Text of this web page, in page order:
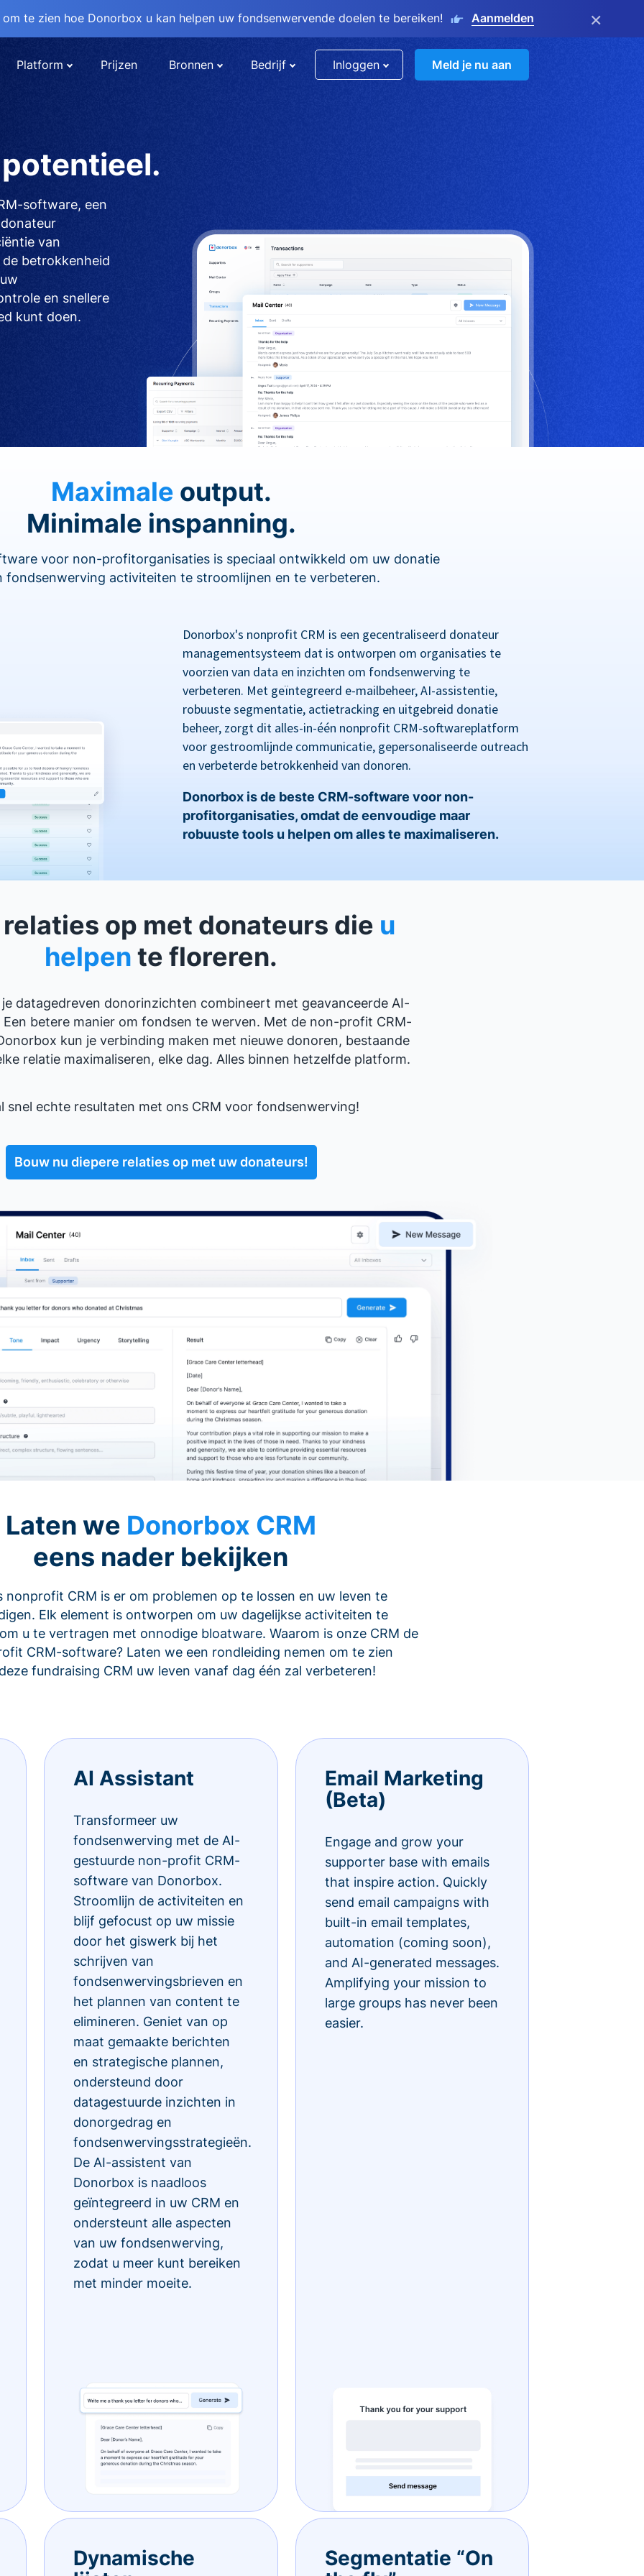
te zien hoe Donorbox u kan helpen uw fondsenwervende doelen te bereiken! Aanmelden ×
Platform Prijzen Bronnen Bedrijf Inloggen Meld je nu aan
software, een
van
betrokkenheid
en snellere
kunt doen.
Maximale output.
Minimale inspanning.
voor non-profitorganisaties is speciaal ontwikkeld om uw donatie
fondsenwerving activiteiten te stroomlijnen en te verbeteren.
Donorbox's nonprofit CRM is een gecentraliseerd donateur
managementsysteem dat is ontworpen om organisaties te
voorzien van data en inzichten om fondsenwerving te
verbeteren. Met geïntegreerd e-mailbeheer, AI-assistentie,
robuuste segmentatie, actietracking en uitgebreid donatie
beheer, zorgt dit alles-in-één nonprofit CRM-softwareplatform
voor gestroomlijnde communicatie, gepersonaliseerde outreach
en verbeterde betrokkenheid van donoren.
Donorbox is de beste CRM-software voor non-
profitorganisaties, omdat de eenvoudige maar
robuuste tools u helpen om alles te maximaliseren.
op met donateurs die u
helpen te floreren.
je datagedreven donorinzichten combineert met geavanceerde AI-
betere manier om fondsen te werven. Met de non-profit CRM-
kun je verbinding maken met nieuwe donoren, bestaande
relatie maximaliseren, elke dag. Alles binnen hetzelfde platform.
snel echte resultaten met ons CRM voor fondsenwerving!
Bouw nu diepere relaties op met uw donateurs!
Laten we Donorbox CRM
eens nader bekijken
nonprofit CRM is er om problemen op te lossen en uw leven te
Elk element is ontworpen om uw dagelijkse activiteiten te
u te vertragen met onnodige bloatware. Waarom is onze CRM de
CRM-software? Laten we een rondleiding nemen om te zien
fundraising CRM uw leven vanaf dag één zal verbeteren!
AI Assistant
Transformeer uw
fondsenwerving met de AI-
gestuurde non-profit CRM-
software van Donorbox.
Stroomlijn de activiteiten en
blijf gefocust op uw missie
door het giswerk bij het
schrijven van
fondsenwervingsbrieven en
het plannen van content te
elimineren. Geniet van op
maat gemaakte berichten
en strategische plannen,
ondersteund door
datagestuurde inzichten in
donorgedrag en
fondsenwervingsstrategieën.
De AI-assistent van
Donorbox is naadloos
geïntegreerd in uw CRM en
ondersteunt alle aspecten
van uw fondsenwerving,
zodat u meer kunt bereiken
met minder moeite.
Email Marketing
(Beta)
Engage and grow your
supporter base with emails
that inspire action. Quickly
send email campaigns with
built-in email templates,
automation (coming soon),
and AI-generated messages.
Amplifying your mission to
large groups has never been
easier.
Dynamische
Segmentatie “On